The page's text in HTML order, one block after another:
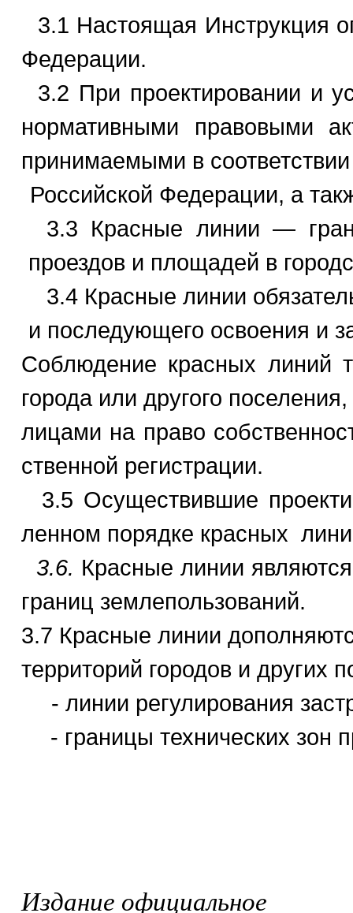
3.1 Настоящая Инструкция
Федерации.
3.2 При проектировании и
нормативными правовыми
принимаемыми в
Российской Федерации, а
3.3 Красные линии —
проездов и площадей в
3.4 Красные линии
и последующего освоения и
Соблюдение красных линий
города или другого
лицами на право
ственной регистрации.
3.5 Осуществившие
ленном порядке красных
3.6. Красные линии
границ землепользований.
3.7 Красные линии
территорий городов и других
- линии регулирования
- границы технических зон
Издание официальное